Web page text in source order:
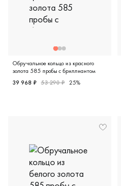
Обручальное кольцо из красного
золота 585 пробы с бриллиантом
39 968 ₽ 53 290 ₽ 25%